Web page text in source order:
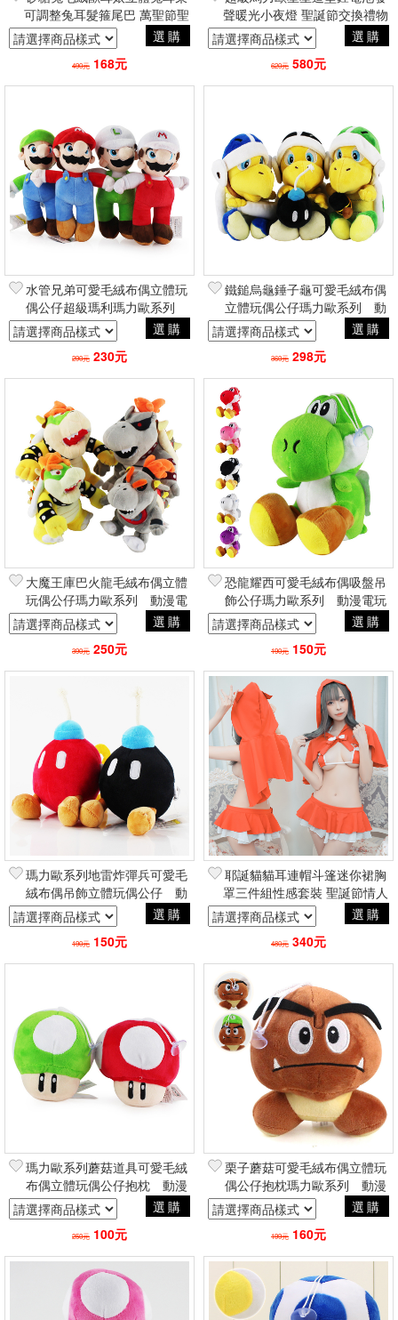
可調整兔耳髮箍尾巴 萬聖節聖
誕節二次元Cosplay角色扮演
動漫
選購
490元 168元
聲暖光小夜燈 聖誕節交換禮物
動漫電玩二次元居家周邊
選購
620元 580元
水管兄弟可愛毛絨布偶立體玩
偶公仔超級瑪利瑪力歐系列
聖誕節動漫電玩二次元日常創
意周邊
選購
290元 230元
鐵鎚烏龜錘子龜可愛毛絨布偶
立體玩偶公仔瑪力歐系列 動
漫電玩二次元日常創意周邊
選購
360元 298元
大魔王庫巴火龍毛絨布偶立體
玩偶公仔瑪力歐系列 動漫電
玩二次元日常創意周邊
選購
390元 250元
恐龍耀西可愛毛絨布偶吸盤吊
飾公仔瑪力歐系列 動漫電玩
二次元日常創意周邊選購
190元 150元
瑪力歐系列地雷炸彈兵可愛毛
絨布偶吊飾立體玩偶公仔 動
漫電玩二次元日常創意周邊
選購
190元 150元
耶誕貓貓耳連帽斗篷迷你裙胸
罩三件組性感套裝 聖誕節情人
節女友日系人像攝影角色扮演
選購
480元 340元
瑪力歐系列蘑菇道具可愛毛絨
布偶立體玩偶公仔抱枕 動漫
電玩二次元日常創意周邊
選購
250元 100元
栗子蘑菇可愛毛絨布偶立體玩
偶公仔抱枕瑪力歐系列 動漫
電玩二次元日常創意周邊
選購
199元 160元